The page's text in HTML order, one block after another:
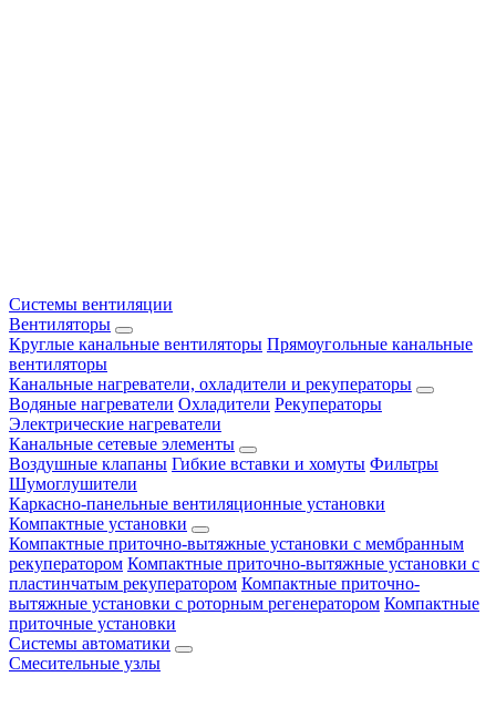
Системы вентиляции
Вентиляторы
Круглые канальные вентиляторы Прямоугольные канальные
вентиляторы
Канальные нагреватели, охладители и рекуператоры
Водяные нагреватели Охладители Рекуператоры
Электрические нагреватели
Канальные сетевые элементы
Воздушные клапаны Гибкие вставки и хомуты Фильтры
Шумоглушители
Каркасно-панельные вентиляционные установки
Компактные установки
Компактные приточно-вытяжные установки с мембранным
рекуператором Компактные приточно-вытяжные установки с
пластинчатым рекуператором Компактные приточно-
вытяжные установки с роторным регенератором Компактные
приточные установки
Системы автоматики
Смесительные узлы